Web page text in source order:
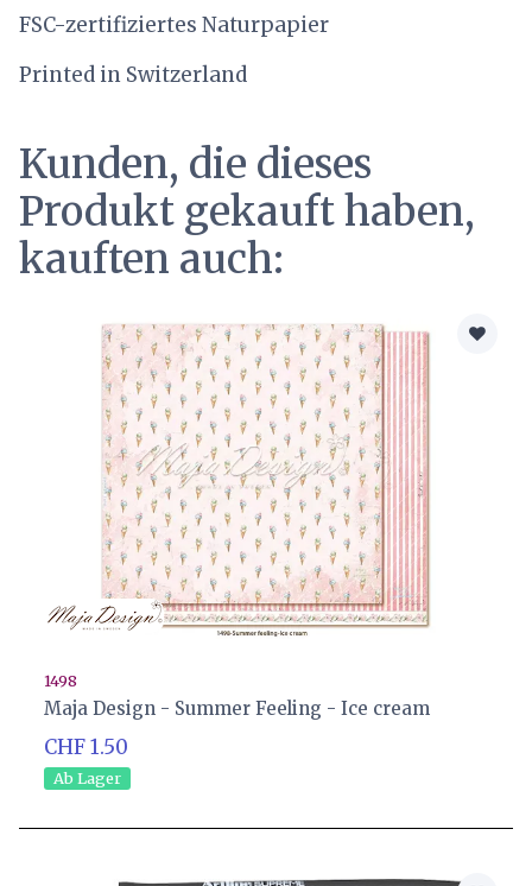
FSC-zertifiziertes Naturpapier
Printed in Switzerland
Kunden, die dieses
Produkt gekauft haben,
kauften auch:
1498
Maja Design - Summer Feeling - Ice cream
CHF 1.50
Ab Lager